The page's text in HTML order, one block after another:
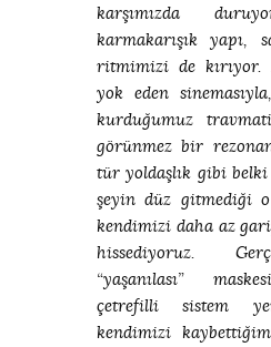
karşımızda
karmakarışık yapı,
ritmimizi de kırıyor.
yok eden
kurduğumuz
görünmez bir
tür yoldaşlık gibi
şeyin düz gitmediği
kendimizi daha az
hissediyoruz.
“yaşanılası”
çetrefilli sistem
kendimizi